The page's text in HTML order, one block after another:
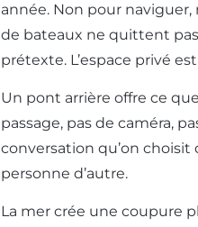
année. Non pour
de bateaux ne quittent
prétexte. L’espace privé
Un pont arrière offre ce
passage, pas de caméra,
conversation qu’on choisit
personne d’autre.
La mer crée une coupure